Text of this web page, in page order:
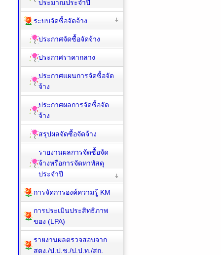
ประมาณประจำปี
ระบบจัดซื้อจัดจ้าง
ประกาศจัดซื้อจัดจ้าง
ประกาศราคากลาง
ประกาศแผนการจัดซื้อจัด
จ้าง
ประกาศผลการจัดซื้อจัด
จ้าง
สรุปผลจัดซื้อจัดจ้าง
รายงานผลการจัดซื้อจัด
จ้างหรือการจัดหาพัสดุ
ประจำปี
การจัดการองค์ความรู้ KM
การประเมินประสิทธิภาพ
ของ (LPA)
รายงานผลตรวจสอบจาก
สตง./ป.ป.ช./ป.ป.ท./สถ.